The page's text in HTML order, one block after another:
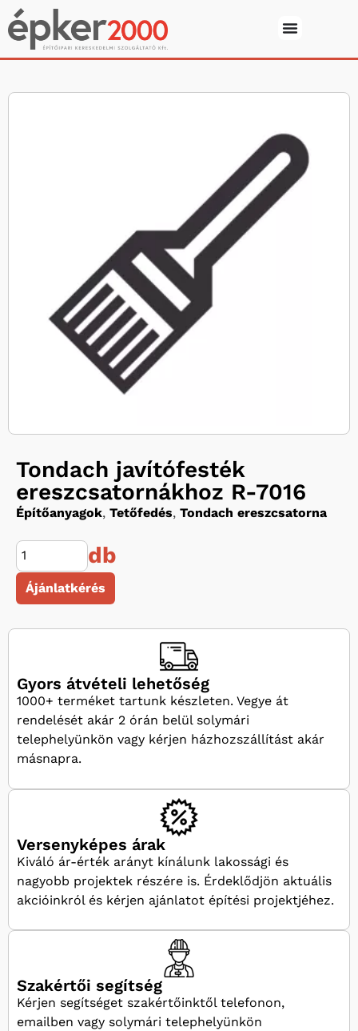
Tondach javítófesték
ereszcsatornákhoz R-7016
Építőanyagok, Tetőfedés, Tondach ereszcsatorna
db
Ájánlatkérés
Gyors átvételi lehetőség
1000+ terméket tartunk készleten. Vegye át
rendelését akár 2 órán belül solymári
telephelyünkön vagy kérjen házhozszállítást akár
másnapra.
Versenyképes árak
Kiváló ár-érték arányt kínálunk lakossági és
nagyobb projektek részére is. Érdeklődjön aktuális
akcióinkról és kérjen ajánlatot építési projektjéhez.
Szakértői segítség
Kérjen segítséget szakértőinktől telefonon,
emailben vagy solymári telephelyünkön